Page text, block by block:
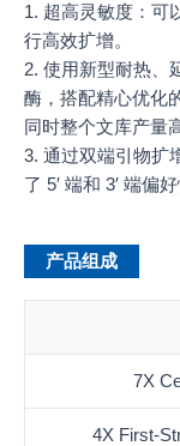
1. 超高灵敏度：可
行高效扩增。
2. 使用新型耐热、
酶，搭配精心优化
同时整个文库产量
3. 通过双端引物扩
了 5′ 端和 3′ 端偏好
产品组成
7X
4X First-